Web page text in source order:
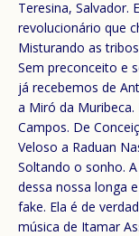
Teresina, Salvador.
revolucionário que
Misturando as
Sem preconceito e
já recebemos de
a Miró da
Campos. De
Veloso a Raduan
Soltando o sonho.
dessa nossa longa
fake. Ela é de
música de Itamar